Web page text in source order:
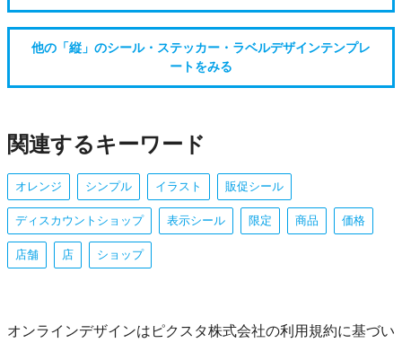
他の「縦」のシール・ステッカー・ラベルデザインテンプレ
ートをみる
関連するキーワード
オレンジ シンプル イラスト 販促シール
ディスカウントショップ 表示シール 限定 商品 価格
店舗 店 ショップ
オンラインデザインはピクスタ株式会社の利用規約に基づい